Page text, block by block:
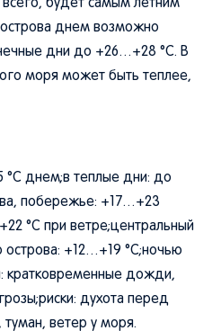
всего, будет самым летним
днем возможно
дни до +26…+28 °C. В
моря может быть теплее,
днем;в теплые дни: до
побережье: +17…+23
°C при ветре;центральный
острова: +12…+19 °C;ночью
кратковременные дожди,
духота перед
ветер у моря.